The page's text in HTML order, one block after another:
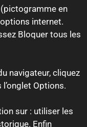
en
internet.
Bloquer tous les
navigateur, cliquez
Options.
sur : utiliser les
Enfin